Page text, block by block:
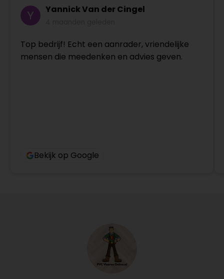
Yannick Van der Cingel
Top bedrijf! Echt een aanrader, vriendelijke
mensen die meedenken en advies geven.
Bekijk op Google